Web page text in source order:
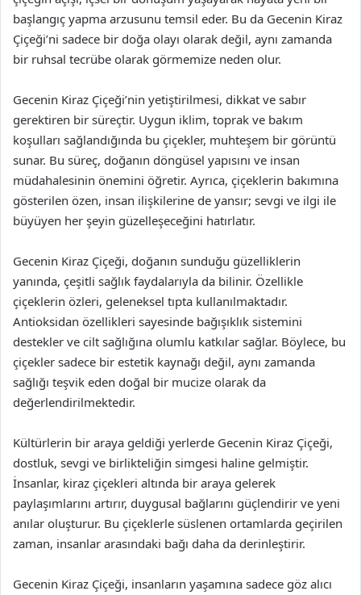
başlangıç yapma arzusunu temsil eder. Bu da Gecenin Kiraz
Çiçeği’ni sadece bir doğa olayı olarak değil, aynı zamanda
bir ruhsal tecrübe olarak görmemize neden olur.
Gecenin Kiraz Çiçeği’nin yetiştirilmesi, dikkat ve sabır
gerektiren bir süreçtir. Uygun iklim, toprak ve bakım
koşulları sağlandığında bu çiçekler, muhteşem bir görüntü
sunar. Bu süreç, doğanın döngüsel yapısını ve insan
müdahalesinin önemini öğretir. Ayrıca, çiçeklerin bakımına
gösterilen özen, insan ilişkilerine de yansır; sevgi ve ilgi ile
büyüyen her şeyin güzelleşeceğini hatırlatır.
Gecenin Kiraz Çiçeği, doğanın sunduğu güzelliklerin
yanında, çeşitli sağlık faydalarıyla da bilinir. Özellikle
çiçeklerin özleri, geleneksel tıpta kullanılmaktadır.
Antioksidan özellikleri sayesinde bağışıklık sistemini
destekler ve cilt sağlığına olumlu katkılar sağlar. Böylece, bu
çiçekler sadece bir estetik kaynağı değil, aynı zamanda
sağlığı teşvik eden doğal bir mucize olarak da
değerlendirilmektedir.
Kültürlerin bir araya geldiği yerlerde Gecenin Kiraz Çiçeği,
dostluk, sevgi ve birlikteliğin simgesi haline gelmiştir.
İnsanlar, kiraz çiçekleri altında bir araya gelerek
paylaşımlarını artırır, duygusal bağlarını güçlendirir ve yeni
anılar oluşturur. Bu çiçeklerle süslenen ortamlarda geçirilen
zaman, insanlar arasındaki bağı daha da derinleştirir.
Gecenin Kiraz Çiçeği, insanların yaşamına sadece göz alıcı